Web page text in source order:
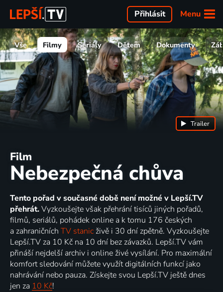
Menu
Přihlásit
Vše Filmy Seriály Dětem Dokumenty
Film
Nebezpečná chůva
Trailer
Tento pořad v současné době není možné v Lepší.TV
přehrát.Vyzkoušejte však přehrání tisíců jiných pořadů,
filmů, seriálů, pohádek online a k tomu 176 českých
a zahraničních TV stanic živě i 30 dní zpětně. Vyzkoušejte
Lepší.TV za 10 Kč na 10 dní bez závazků. Lepší.TV vám
přináší nejdelší archiv i online živé vysílání. Pro maximální
komfort sledování můžete využít digitálních funkcí jako
nahrávání nebo pauza. Získejte svou Lepší.TV ještě dnes
jen za 10 Kč!